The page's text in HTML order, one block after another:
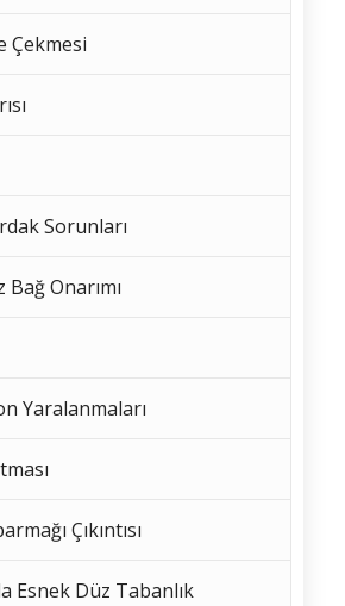
Çekmesi
Sorunları
Onarımı
Yaralanmaları
Çıkıntısı
Esnek Düz Tabanlık